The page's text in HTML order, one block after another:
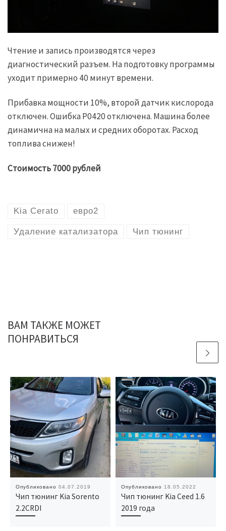
Чтение и запись производятся через
диагностический разъем. На подготовку программы
уходит примерно 40 минут времени.
Прибавка мощности 10%, второй датчик кислорода
отключен. Ошибка P0420 отключена. Машина более
динамична на малых и средних оборотах. Расход
топлива снижен!
Стоимость 7000 рублей
Kia Cerato евро2
Удаление катализатора Чип тюнинг
ВАМ ТАКЖЕ МОЖЕТ
ПОНРАВИТЬСЯ
Опубликовано04.07.2019
Чип тюнинг Kia Sorento
2.2CRDI
Опубликовано 18.05.2022
Чип тюнинг Kia Ceed 1.6
2019 года